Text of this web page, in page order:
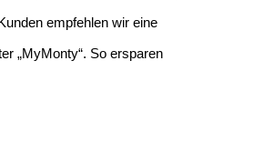
empfehlen wir eine
„MyMonty“. So ersparen